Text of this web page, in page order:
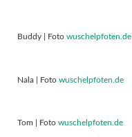
Buddy | Foto wuschelpfoten.de
Nala | Foto wuschelpfoten.de
Tom | Foto wuschelpfoten.de